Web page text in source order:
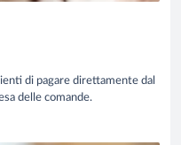
di pagare direttamente dal
delle comande.